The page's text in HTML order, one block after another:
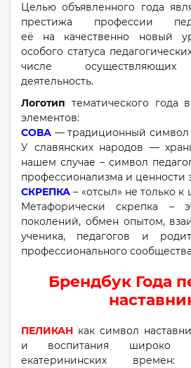
Целью объявленного года
престижа профессии
её на качественно новый
особого статуса
числе осуществляющих
деятельность.
Логотип тематического года
элементов:
СОВА — традиционный символ
У славянских народов —
нашем случае – символ
профессионализма и ценности
СКРЕПКА– «отсыл» не только
Метафорически скрепка –
поколений, обмен опытом,
ученика, педагогов и
профессионального
Брендбук Года
ПЕЛИКАН как символ
и воспитания широко
екатерининских